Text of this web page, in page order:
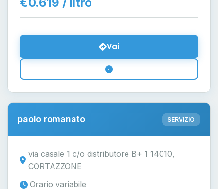
Vai
paolo romanato SERVIZIO
via casale 1 c/o distributore B+ 1 14010,
CORTAZZONE
Orario variabile